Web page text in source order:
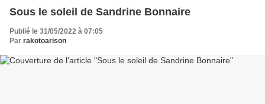
Sous le soleil de Sandrine Bonnaire
Publié le 31/05/2022 à 07:05
Par rakotoarison